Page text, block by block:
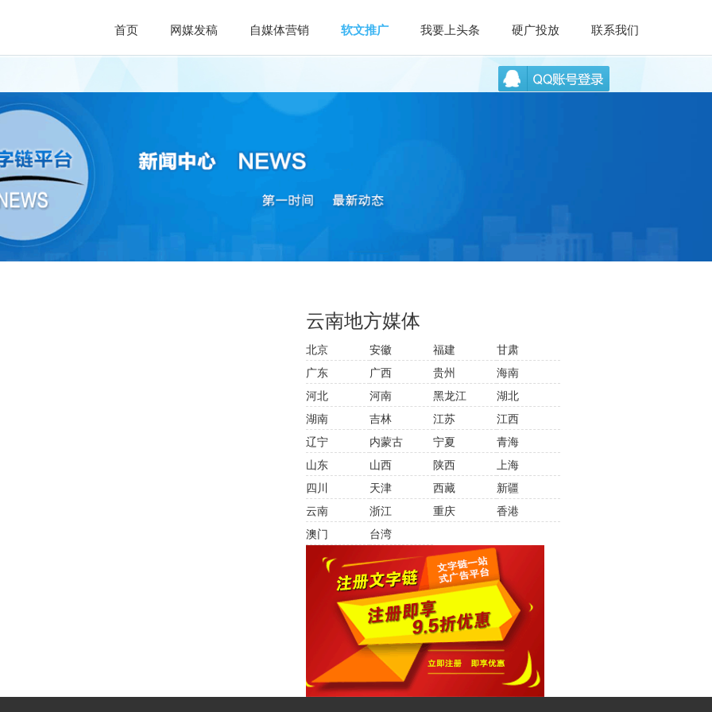
首页 网媒发稿 自媒体营销 软文推广 我要上头条 硬广投放 联系我们
云南地方媒体
北京 安徽 福建
甘肃
广东
广西 贵州
海南
河北
河南 黑龙江
湖北
湖南
吉林 江苏
江西
辽宁
内蒙古 宁夏
青海
山东
山西 陕西
上海
四川
天津 西藏
新疆
云南
浙江 重庆
香港
澳门
台湾